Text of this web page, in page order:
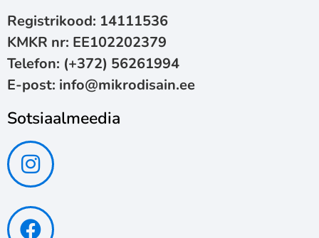
Sotsiaalmeedia
Registrikood: 14111536
KMKR nr: EE102202379
Telefon: (+372) 56261994
E-post: info@mikrodisain.ee